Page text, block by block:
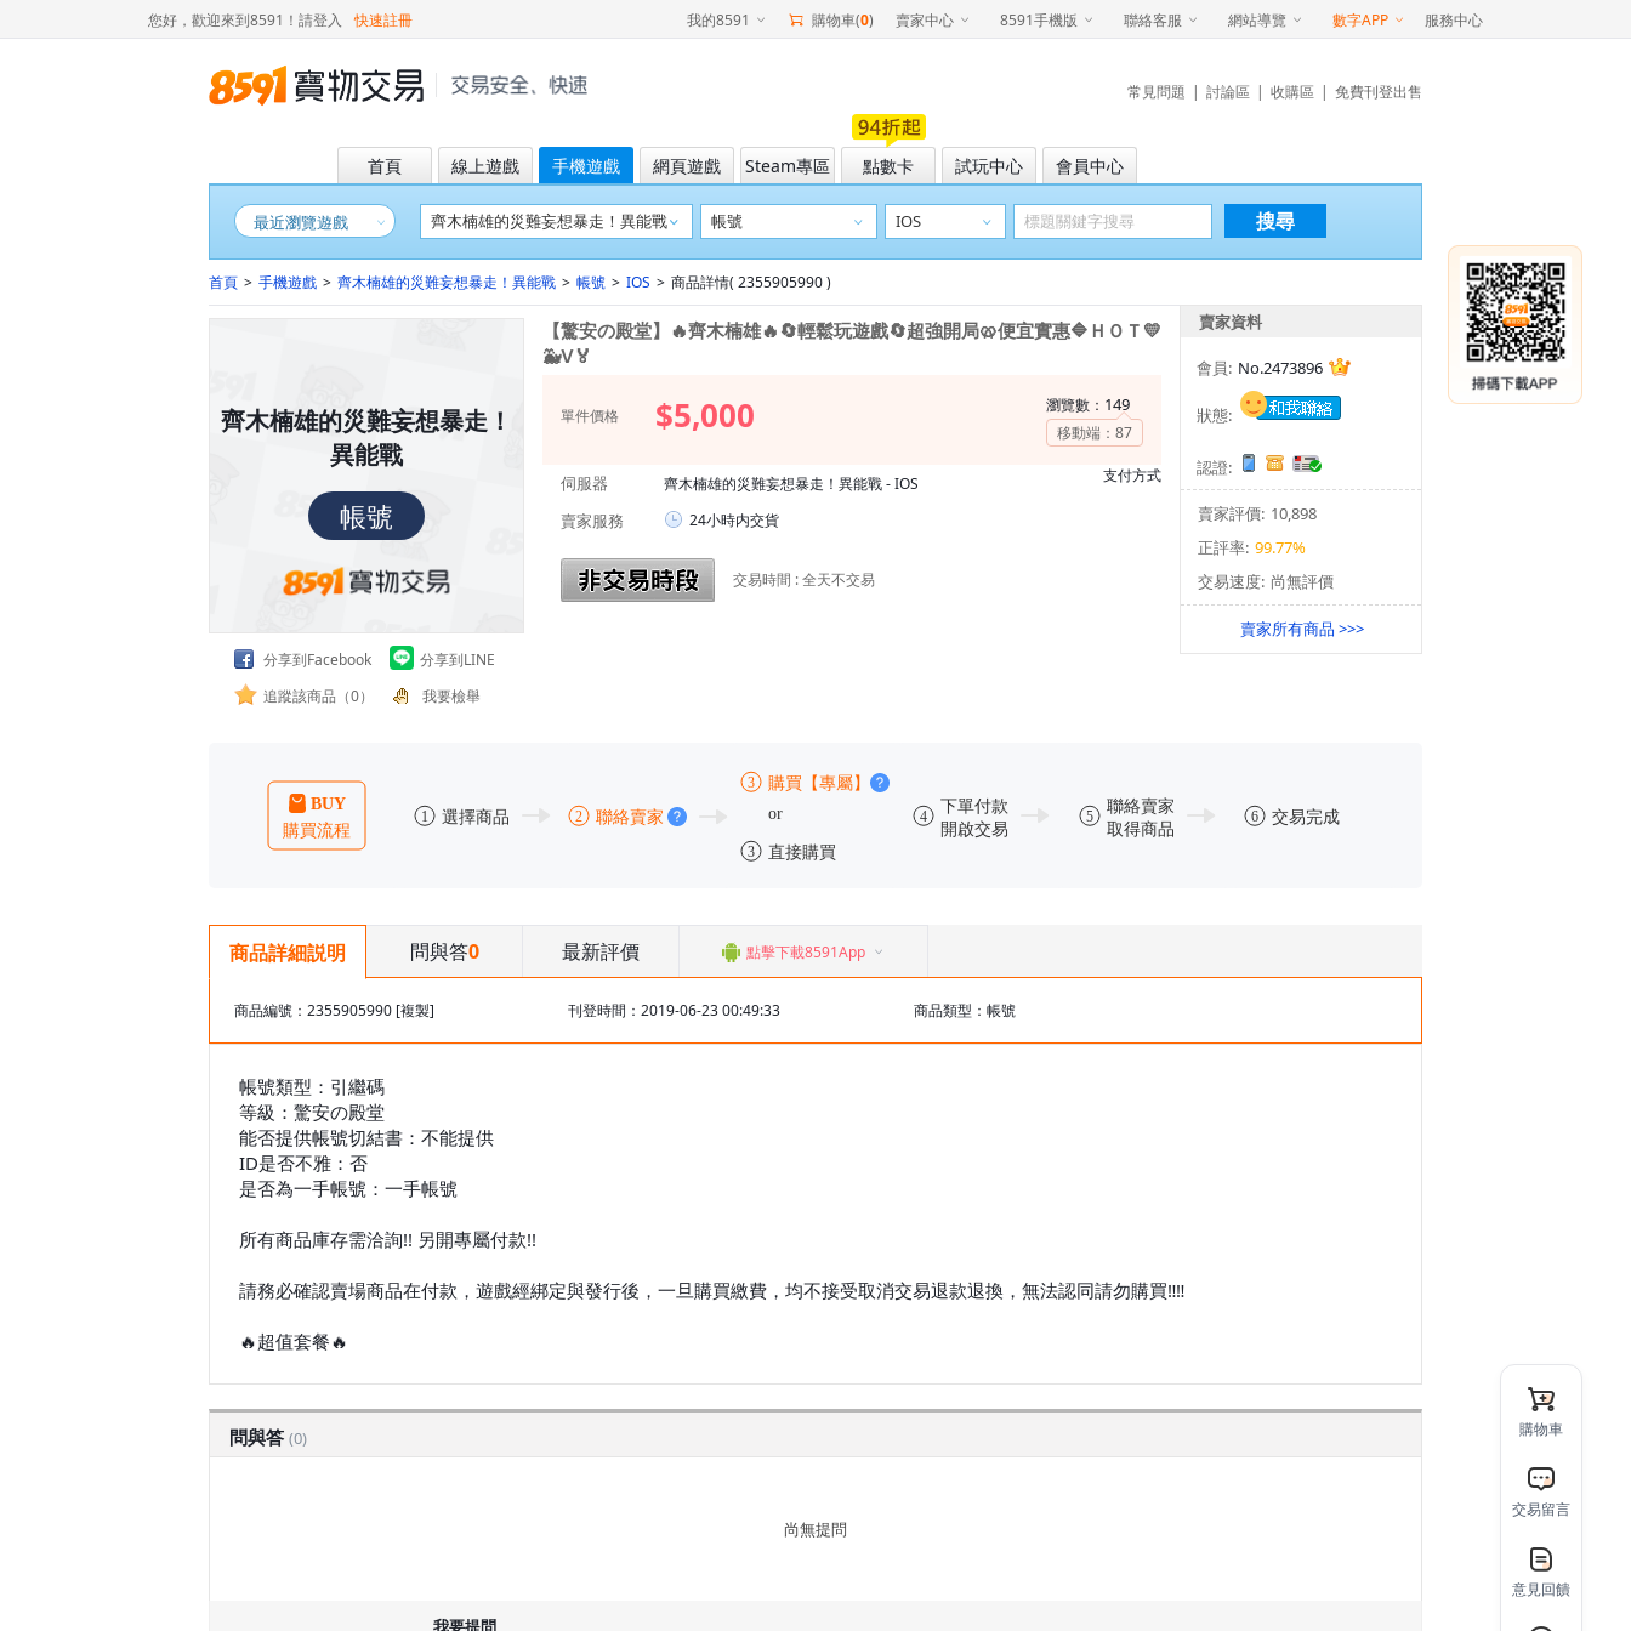
您好，歡迎來到8591！ 請登入 快速註冊 我的8591 購物車(0) 賣家中心 8591手機版 聯絡客服 網站導覽 數字APP 服務中心
常見問題 | 討論區 | 收購區 | 免費刊登出售
首頁 線上遊戲 手機遊戲 網頁遊戲 Steam專區 點數卡 試玩中心 會員中心
最近瀏覽遊戲 搜尋
首頁 > 手機遊戲 > 齊木楠雄的災難妄想暴走！異能戰 > 帳號 > IOS > 商品詳情( 2355905990 )
齊木楠雄的災難妄想暴走！
異能戰
帳號
分享到Facebook
分享到LINE
追蹤該商品（0）
我要檢舉
【驚安の殿堂】🔥齊木楠雄🔥🔄輕鬆玩遊戲🔄超強開局🥨便宜實惠🔷ＨＯＴ💛
🐳Ⅴ🏅
單件價格 $5,000 瀏覽數： 149
移動端： 87
伺服器 齊木楠雄的災難妄想暴走！異能戰 - IOS
賣家服務 24小時内交貨
交易時間 : 全天不交易
支付方式
賣家資料
會員: No.2473896
狀態:
認證:
賣家評價: 10,898
正評率: 99.77%
交易速度: 尚無評價
賣家所有商品 >>>
商品詳細説明 問與答0 最新評價 點擊下載8591App
商品編號：2355905990 [複製] 刊登時間：2019-06-23 00:49:33 商品類型：帳號
帳號類型：引繼碼
等級：驚安の殿堂
能否提供帳號切結書：不能提供
ID是否不雅：否
是否為一手帳號：一手帳號
所有商品庫存需洽詢!! 另開專屬付款!!
請務必確認賣場商品在付款，遊戲經綁定與發行後，一旦購買繳費，均不接受取消交易退款退換，無法認同請勿購買‼‼
🔥超值套餐🔥
問與答 (0)
尚無提問
我要提問
購物車
交易留言
意見回饋